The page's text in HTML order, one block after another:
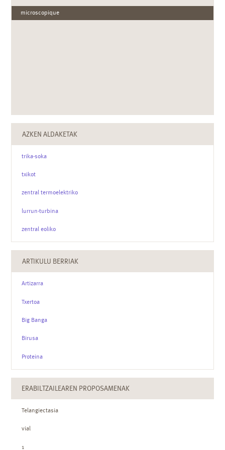
microscopique
AZKEN ALDAKETAK
trika-soka
txikot
zentral termoelektriko
lurrun-turbina
zentral eoliko
ARTIKULU BERRIAK
Artizarra
Txertoa
Big Banga
Birusa
Proteina
ERABILTZAILEAREN PROPOSAMENAK
Telangiectasia
vial
1